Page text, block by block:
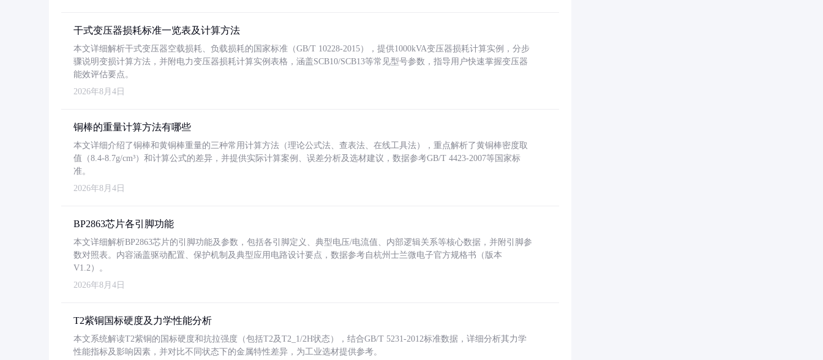
干式变压器损耗标准一览表及计算方法
本文详细解析干式变压器空载损耗、负载损耗的国家标准（GB/T 10228-2015），提供1000kVA变压器损耗计算实例，分步
骤说明变损计算方法，并附电力变压器损耗计算实例表格，涵盖SCB10/SCB13等常见型号参数，指导用户快速掌握变压器
能效评估要点。
2026年8月4日
铜棒的重量计算方法有哪些
本文详细介绍了铜棒和黄铜棒重量的三种常用计算方法（理论公式法、查表法、在线工具法），重点解析了黄铜棒密度取
值（8.4-8.7g/cm³）和计算公式的差异，并提供实际计算案例、误差分析及选材建议，数据参考GB/T 4423-2007等国家标
准。
2026年8月4日
BP2863芯片各引脚功能
本文详细解析BP2863芯片的引脚功能及参数，包括各引脚定义、典型电压/电流值、内部逻辑关系等核心数据，并附引脚参
数对照表。内容涵盖驱动配置、保护机制及典型应用电路设计要点，数据参考自杭州士兰微电子官方规格书（版本
V1.2）。
2026年8月4日
T2紫铜国标硬度及力学性能分析
本文系统解读T2紫铜的国标硬度和抗拉强度（包括T2及T2_1/2H状态），结合GB/T 5231-2012标准数据，详细分析其力学
性能指标及影响因素，并对比不同状态下的金属特性差异，为工业选材提供参考。